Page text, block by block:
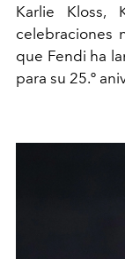
Karlie Kloss,
celebraciones
que Fendi ha
para su 25.º